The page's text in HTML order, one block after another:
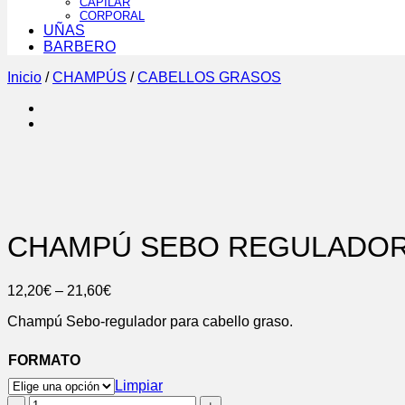
CORPORAL
UÑAS
BARBERO
Inicio / CHAMPÚS / CABELLOS GRASOS
CHAMPÚ SEBO
12,20€ – 21,60€
Champú Sebo-regulador para cabello graso.
FORMATO
Limpiar